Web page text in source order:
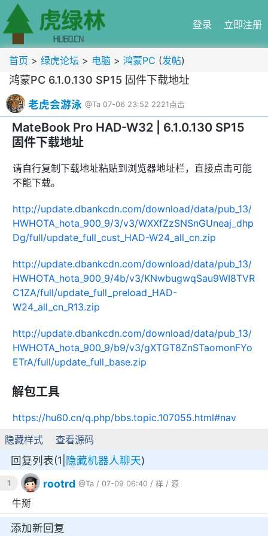
登录 立即注册
首页 > 绿虎论坛 > 电脑 > 鸿蒙PC (发帖)
鸿蒙PC 6.1.0.130 SP15 固件下载地址
老虎会游泳 @Ta 07-06 23:52 2221点击
MateBook Pro HAD-W32 | 6.1.0.130 SP15
固件下载地址
请自行复制下载地址粘贴到浏览器地址栏，直接点击可能
不能下载。
http://update.dbankcdn.com/download/data/pub_13/
HWHOTA_hota_900_9/3/v3/WXXfZzSNSnGUneaj_dhp
Dg/full/update_full_cust_HAD-W24_all_cn.zip
http://update.dbankcdn.com/download/data/pub_13/
HWHOTA_hota_900_9/4b/v3/KNwbugwqSau9WI8TVR
C1ZA/full/update_full_preload_HAD-
W24_all_cn_R13.zip
http://update.dbankcdn.com/download/data/pub_13/
HWHOTA_hota_900_9/b9/v3/gXTGT8ZnSTaomonFYo
ETrA/full/update_full_base.zip
解包工具
https://hu60.cn/q.php/bbs.topic.107055.html#nav
隐藏样式
查看源码
回复列表(1| 隐藏机器人聊天)
1 rootrd @Ta / 07-09 06:40 / 样 / 源
牛掰
添加新回复